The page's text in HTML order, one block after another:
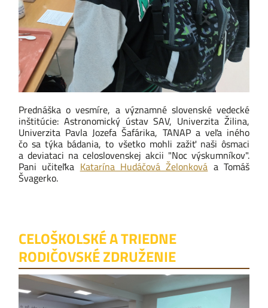
Prednáška o vesmíre, a významné slovenské vedecké
inštitúcie: Astronomický ústav SAV, Univerzita Žilina,
Univerzita Pavla Jozefa Šafárika, TANAP a veľa iného
čo sa týka bádania, to všetko mohli zažiť naši ôsmaci
a deviataci na celoslovenskej akcii "Noc výskumníkov".
Pani učiteľka Katarína Hudáčová Želonková a Tomáš
Švagerko.
CELOŠKOLSKÉ A TRIEDNE
RODIČOVSKÉ ZDRUŽENIE